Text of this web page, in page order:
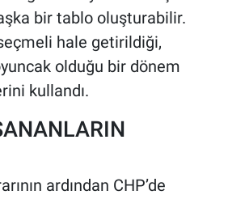
bir tablo oluşturabilir.
hale getirildiği,
olduğu bir dönem
kullandı.
ardından CHP’de